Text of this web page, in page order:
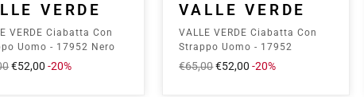
VERDE
VERDE Ciabatta Con
Uomo - 17952 Nero
Prezzo
€52,00-20%
VALLE VERDE
VALLE VERDE Ciabatta Con
Strappo Uomo - 17952
Marrone
Prezzo
€65,00Prezzo
€52,00-20%